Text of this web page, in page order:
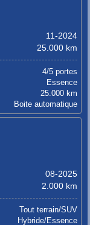
11-2024
25.000 km
4/5 portes
Essence
25.000 km
Boite automatique
08-2025
2.000 km
Tout terrain/SUV
Hybride/Essence